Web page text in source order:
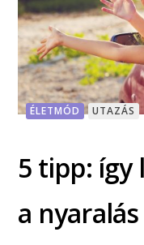
ÉLETMÓD UTAZÁS
5 tipp: így
a